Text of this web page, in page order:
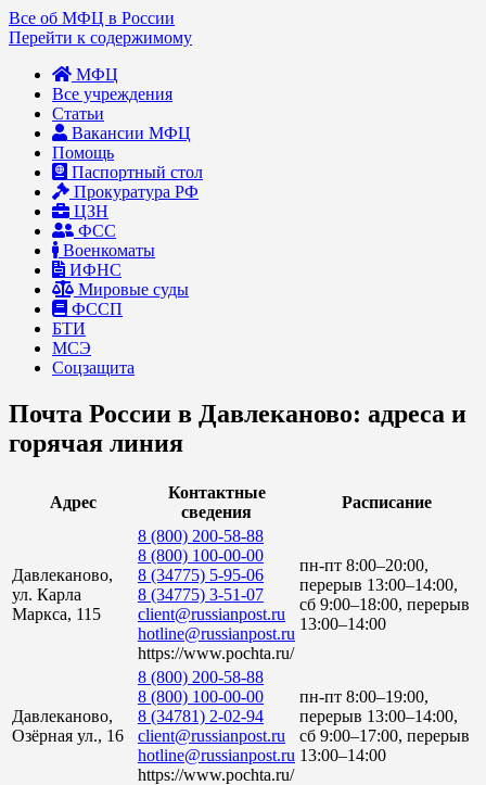
Все об МФЦ в России
Перейти к содержимому
МФЦ
Все учреждения
Статьи
Вакансии МФЦ
Помощь
Паспортный стол
Прокуратура РФ
ЦЗН
ФСС
Военкоматы
ИФНС
Мировые суды
ФССП
БТИ
МСЭ
Соцзащита
Почта России в Давлеканово: адреса и
горячая линия
Адрес
Контактные
сведения
Расписание
Давлеканово,
ул. Карла
Маркса, 115
8 (800) 200-58-88
8 (800) 100-00-00
8 (34775) 5-95-06
8 (34775) 3-51-07
client@russianpost.ru
hotline@russianpost.ru
https://www.pochta.ru/
пн-пт 8:00–20:00,
перерыв 13:00–14:00,
сб 9:00–18:00, перерыв
13:00–14:00
Давлеканово,
Озёрная ул., 16
8 (800) 200-58-88
8 (800) 100-00-00
8 (34781) 2-02-94
client@russianpost.ru
hotline@russianpost.ru
https://www.pochta.ru/
пн-пт 8:00–19:00,
перерыв 13:00–14:00,
сб 9:00–17:00, перерыв
13:00–14:00